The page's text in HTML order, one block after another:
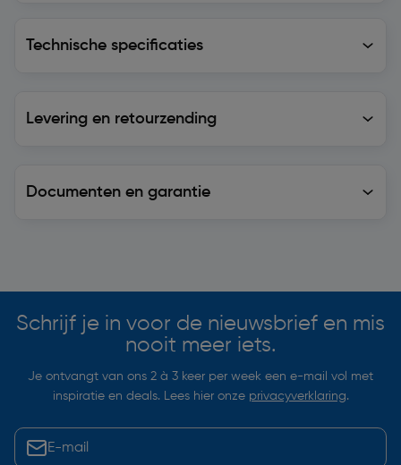
Technische specificaties
Levering en retourzending
Documenten en garantie
Schrijf je in voor de nieuwsbrief en mis
nooit meer iets.
Je ontvangt van ons 2 à 3 keer per week een e-mail vol met
inspiratie en deals. Lees hier onze privacyverklaring.